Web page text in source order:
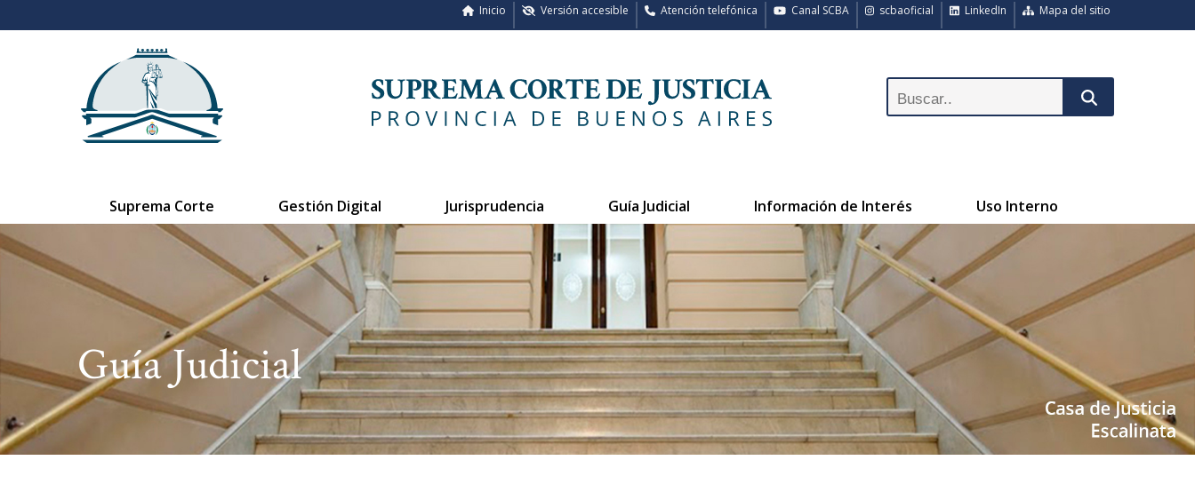
Mapa del sitio
LinkedIn
scbaoficial
Canal SCBA
Atención telefónica
Versión accesible
Inicio
Suprema Corte Gestión Digital Jurisprudencia Guía Judicial Información de Interés Uso Interno
Guía Judicial